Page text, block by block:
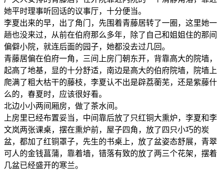
她平时理事听回话的议事厅，十分便当。
李夏出来的早，出了角门，先围着青藤居转了一圈，这里她一
趟也没来过，从前在伯府那么多年，除了自己和姐姐住的那间
偏僻小院，就连后面的园子，她都没去过几回。
青藤居偏在伯府一角，三间上房门朝东开，背靠高大的院墙，
起高了地基，显的十分舒适，南边是高大的伯府院墙，院墙上
爬满了粗大枯干的藤枝，李夏认不出是辟荔蘅芜，还是紫藤什
么的，春夏时，应该很好看。
北边小小两间厢房，做了茶水间。
上房里已经布置妥当，中间靠后放了只红铜大熏炉，李夏和李
文岚两张课桌，摆在熏炉前，屋子四角，放了四只小巧的炭
盆，都加了红铜罩子，先生的书桌上，放了盆姿态舒展，青翠
可人的金钱菖蒲，靠着墙，错落有致的放了两三个花架，摆着
几盆已经盛开的寒兰。